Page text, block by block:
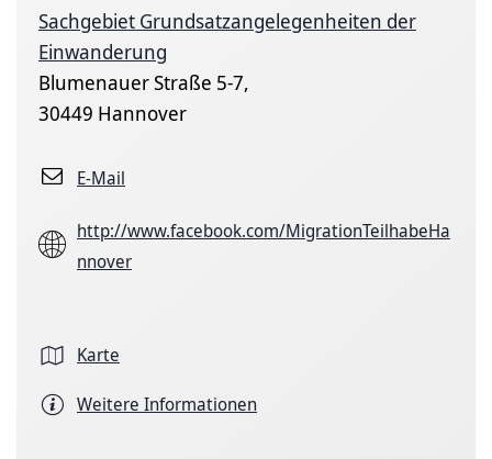
Sachgebiet Grundsatzangelegenheiten der
Einwanderung
Blumenauer Straße 5-7,
30449 Hannover
E-Mail
http://www.facebook.com/MigrationTeilhabeHa
nnover
Karte
Weitere Informationen